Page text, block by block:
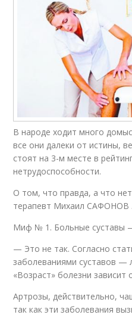
В народе ходит много
все они далеки от истины,
стоят на 3-м месте в
нетрудоспособности.
О том, что правда, а что
терапевт Михаил САФОНОВ .
Миф № 1. Больные суставы
— Это не так. Согласно
заболеваниями суставов —
«Возраст» болезни зависит
Артрозы, действительно,
так как эти заболевания